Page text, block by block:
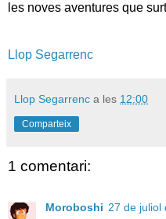
les noves aventures que
Llop Segarrenc
Llop Segarrenc a les 12:00
Comparteix
1 comentari:
Moroboshi 27 de juliol